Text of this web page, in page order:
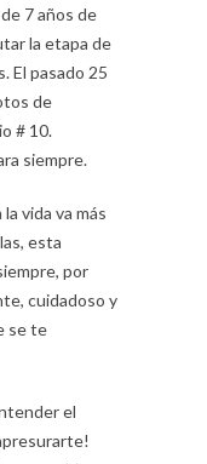
7 años de
la etapa de
El pasado 25
de
# 10.
siempre.
vida va más
esta
por
cuidadoso y
se te
el